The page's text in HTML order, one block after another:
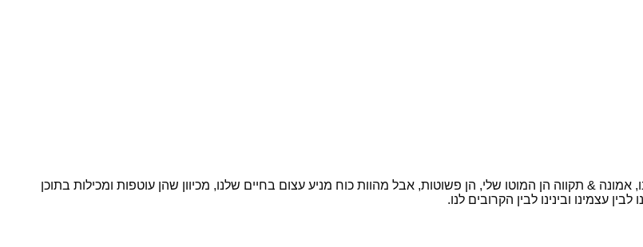
& תקווה הן המוטו שלי, הן פשוטות, אבל מהוות כוח מניע עצום בחיים שלנו, מכיוון שהן עוטפות ומכילות בתוכן
עצמינו ובינינו לבין הקרובים לנו.